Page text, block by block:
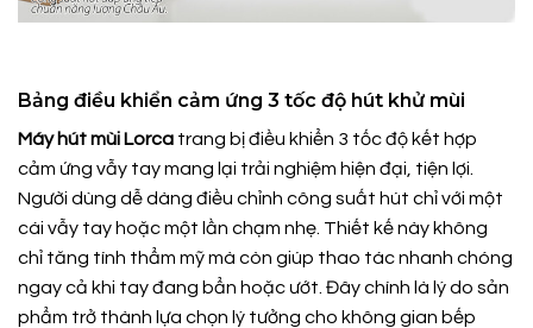
Bảng điều khiển cảm ứng 3 tốc độ hút khử mùi
Máy hút mùi Lorca trang bị điều khiển 3 tốc độ kết hợp
cảm ứng vẫy tay mang lại trải nghiệm hiện đại, tiện lợi.
Người dùng dễ dàng điều chỉnh công suất hút chỉ với một
cái vẫy tay hoặc một lần chạm nhẹ. Thiết kế này không
chỉ tăng tính thẩm mỹ mà còn giúp thao tác nhanh chóng
ngay cả khi tay đang bẩn hoặc ướt. Đây chính là lý do sản
phẩm trở thành lựa chọn lý tưởng cho không gian bếp